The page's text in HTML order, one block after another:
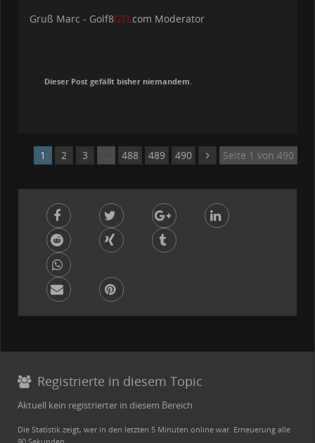
Gruß Marc - Golf8GTI.com Moderator
Dieser Post gefällt bisher niemandem.
1 2 3 … 488 489 490 Seite 1 von 490
Registrierte in diesem Topic
Aktuell kein registrierter in diesem Bereich
Die Statistik zeigt, wer in den letzten 5 Minuten online war. Erneuerung alle